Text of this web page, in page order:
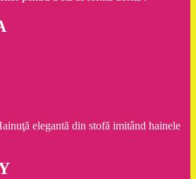
elegantă din stofă imitând hainele